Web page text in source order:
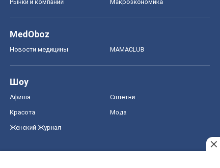
Рынки и компании Mакроэкономика
MedOboz
Новости медицины MAMACLUB
Шоу
Афиша Сплетни
Красота Мода
Женский Журнал